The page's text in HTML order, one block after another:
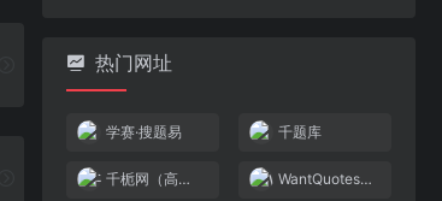
热门网址
学赛·搜题易 千题库
千栀网（高校搜索） WantQuotes 据意查句